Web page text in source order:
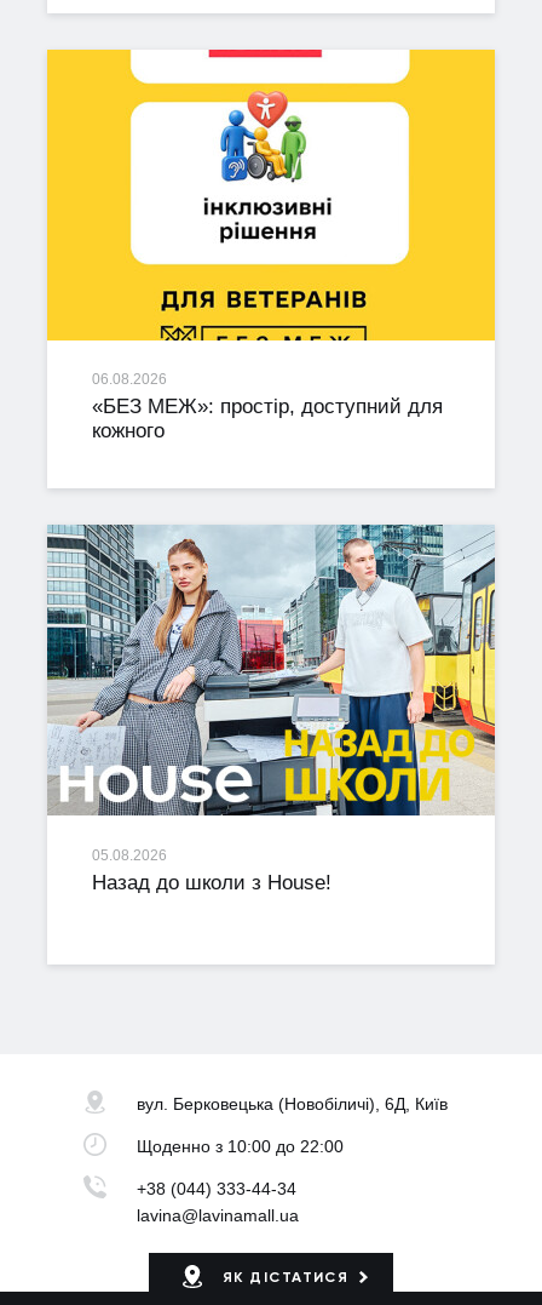
06.08.2026
«БЕЗ МЕЖ»: простір, доступний для
кожного
05.08.2026
Назад до школи з House!
вул. Берковецька(Новобіличі), 6Д, Київ
Щоденноз 10:00 до 22:00
+38 (044) 333-44-34
lavina@lavinamall.ua
ЯК ДІСТАТИСЯ